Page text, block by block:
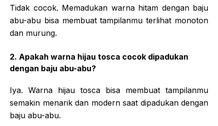
Tidak cocok. Memadukan warna hitam dengan baju
abu-abu bisa membuat tampilanmu terlihat monoton
dan murung.
2. Apakah warna hijau tosca cocok dipadukan
dengan baju abu-abu?
Iya. Warna hijau tosca bisa membuat tampilanmu
semakin menarik dan modern saat dipadukan dengan
baju abu-abu.